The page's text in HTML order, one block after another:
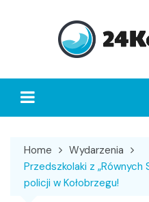
Home
Wydarzenia
Przedszkolaki z „Równych
policji w Kołobrzegu!